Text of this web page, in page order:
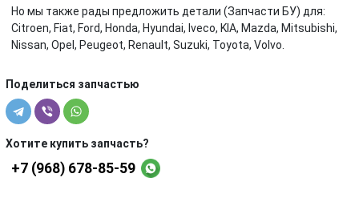
Но мы также рады предложить детали (Запчасти БУ) для:
Citroen, Fiat, Ford, Honda, Hyundai, Iveco, KIA, Mazda, Mitsubishi,
Nissan, Opel, Peugeot, Renault, Suzuki, Toyota, Volvo.
Поделиться запчастью
Хотите купить запчасть?
+7 (968) 678-85-59